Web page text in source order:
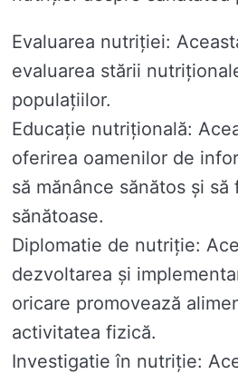
Evaluarea nutriției:
evaluarea stării
populațiilor.
Educație nutrițională:
oferirea oamenilor de
să mănânce sănătos și să
sănătoase.
Diplomatie de nutriție:
dezvoltarea și
oricare promovează
activitatea fizică.
Investigatie în nutriție: